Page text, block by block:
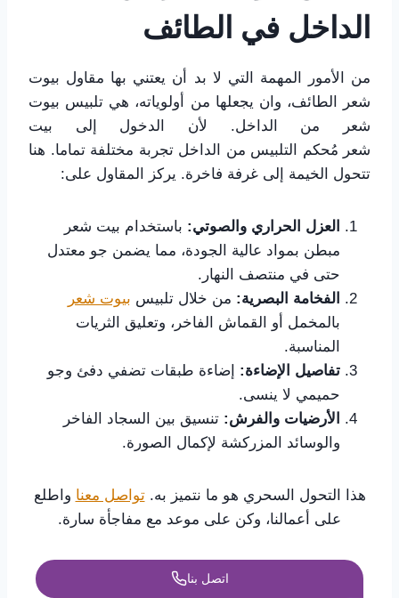
الداخل في الطائف
من الأمور المهمة التي لا بد أن يعتني بها مقاول بيوت
شعر الطائف، وان يجعلها من أولوياته، هي تلبيس بيوت
شعر من الداخل. لأن الدخول إلى بيت
شعر مُحكم التلبيس من الداخل تجربة مختلفة تماما. هنا
تتحول الخيمة إلى غرفة فاخرة. يركز المقاول على:
العزل الحراري والصوتي: باستخدام بيت شعر
مبطن بمواد عالية الجودة، مما يضمن جو معتدل
حتى في منتصف النهار.
الفخامة البصرية: من خلال تلبيس بيوت شعر
بالمخمل أو القماش الفاخر، وتعليق الثريات
المناسبة.
تفاصيل الإضاءة: إضاءة طبقات تضفي دفئ وجو
حميمي لا ينسى.
الأرضيات والفرش: تنسيق بين السجاد الفاخر
والوسائد المزركشة لإكمال الصورة.
هذا التحول السحري هو ما نتميز به.تواصل معنا واطلع
على أعمالنا، وكن على موعد مع مفاجأة سارة.
اتصل بنا